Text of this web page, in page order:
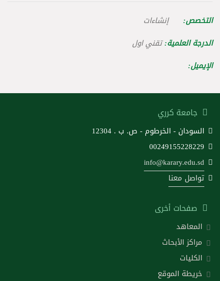
التخصص:
إنشاءات
الدرجة العلمية:تقني اول
الإيميل:
جامعة كرري
السودان - الخرطوم - ص. ب . 12304
00249155228229
info@karary.edu.sd
تواصل معنا
صفحات أخرى
المعاهد
مراكز الأبحاث
الكليات
خريطة الموقع